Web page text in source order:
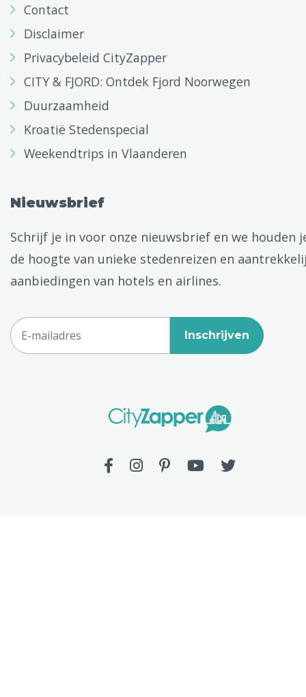
Contact
Disclaimer
Privacybeleid CityZapper
CITY & FJORD: Ontdek Fjord Noorwegen
Duurzaamheid
Kroatië Stedenspecial
Weekendtrips in Vlaanderen
Nieuwsbrief
Schrijf je in voor onze nieuwsbrief en we houden
de hoogte van unieke stedenreizen en
aanbiedingen van hotels en airlines.
Inschrijven